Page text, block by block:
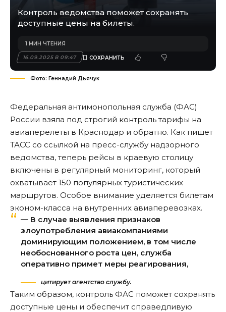
Контроль ведомства поможет сохранять
доступные цены на билеты.
16.09.2025 В 09:47
1 МИН ЧТЕНИЯ
Фото: Геннадий Дьячук
Федеральная антимонопольная служба (ФАС)
России взяла под строгий контроль тарифы на
авиаперелеты в Краснодар и обратно. Как пишет
ТАСС со ссылкой на пресс-службу надзорного
ведомства, теперь рейсы в краевую столицу
включены в регулярный мониторинг, который
охватывает 150 популярных туристических
маршрутов. Особое внимание уделяется билетам
эконом-класса на внутренних авиаперевозках.
— В случае выявления признаков
злоупотребления авиакомпаниями
доминирующим положением, в том числе
необоснованного роста цен, служба
оперативно примет меры реагирования,
цитирует агентство службу.
Таким образом, контроль ФАС поможет сохранять
доступные цены и обеспечит справедливую